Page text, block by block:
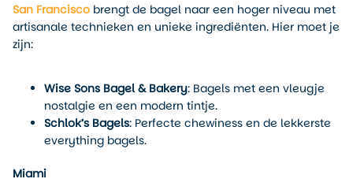
San Francisco brengt de bagel naar een hoger niveau met
artisanale technieken en unieke ingrediënten. Hier moet je
zijn:
Wise Sons Bagel & Bakery: Bagels met een vleugje
nostalgie en een modern tintje.
Schlok’s Bagels: Perfecte chewiness en de lekkerste
everything bagels.
Miami